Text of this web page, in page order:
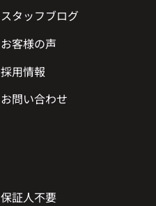
スタッフブログ
お客様の声
採用情報
お問い合わせ
保証人不要